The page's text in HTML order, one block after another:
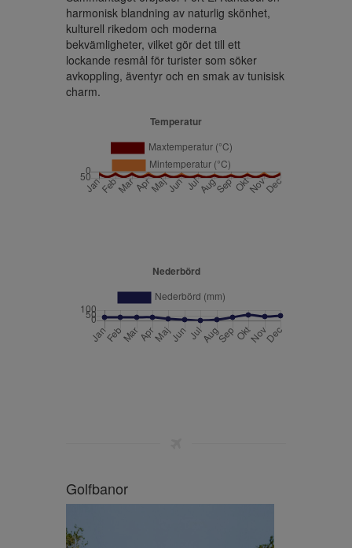
harmonisk blandning av naturlig skönhet,
kulturell rikedom och moderna
bekvämligheter, vilket gör det till ett
lockande resmål för turister som söker
avkoppling, äventyr och en smak av tunisisk
charm.
Golfbanor